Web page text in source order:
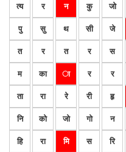
त्य र न कु जो
पु सु थ सी जे
त र त र स
म का ा र र
ता रा रे री हृ
नि को जो गो न
हि रा मि स रि